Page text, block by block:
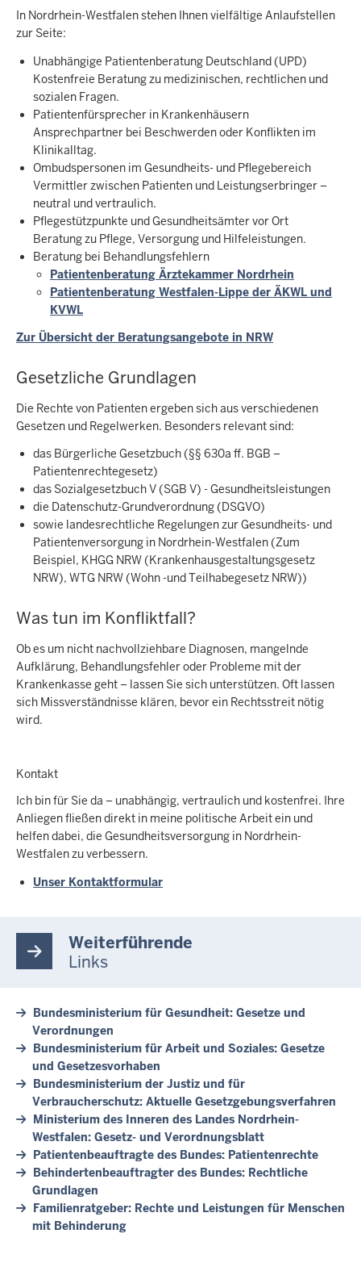
In Nordrhein-Westfalen stehen Ihnen vielfältige Anlaufstellen
zur Seite:
Unabhängige Patientenberatung Deutschland (UPD)
Kostenfreie Beratung zu medizinischen, rechtlichen und
sozialen Fragen.
Patientenfürsprecher in Krankenhäusern
Ansprechpartner bei Beschwerden oder Konflikten im
Klinikalltag.
Ombudspersonen im Gesundheits- und Pflegebereich
Vermittler zwischen Patienten und Leistungserbringer –
neutral und vertraulich.
Pflegestützpunkte und Gesundheitsämter vor Ort
Beratung zu Pflege, Versorgung und Hilfeleistungen.
Beratung bei Behandlungsfehlern
Patientenberatung Ärztekammer Nordrhein
Patientenberatung Westfalen-Lippe der ÄKWL und
KVWL
Zur Übersicht der Beratungsangebote in NRW
Gesetzliche Grundlagen
Die Rechte von Patienten ergeben sich aus verschiedenen
Gesetzen und Regelwerken. Besonders relevant sind:
das Bürgerliche Gesetzbuch (§§ 630a ff. BGB –
Patientenrechtegesetz)
das Sozialgesetzbuch V (SGB V) - Gesundheitsleistungen
die Datenschutz-Grundverordnung (DSGVO)
sowie landesrechtliche Regelungen zur Gesundheits- und
Patientenversorgung in Nordrhein-Westfalen (Zum
Beispiel, KHGG NRW (Krankenhausgestaltungsgesetz
NRW), WTG NRW (Wohn -und Teilhabegesetz NRW))
Was tun im Konfliktfall?
Ob es um nicht nachvollziehbare Diagnosen, mangelnde
Aufklärung, Behandlungsfehler oder Probleme mit der
Krankenkasse geht – lassen Sie sich unterstützen. Oft lassen
sich Missverständnisse klären, bevor ein Rechtsstreit nötig
wird.
Kontakt
Ich bin für Sie da – unabhängig, vertraulich und kostenfrei. Ihre
Anliegen fließen direkt in meine politische Arbeit ein und
helfen dabei, die Gesundheitsversorgung in Nordrhein-
Westfalen zu verbessern.
Unser Kontaktformular
Weiterführende
Links
Bundesministerium für Gesundheit: Gesetze und
Verordnungen
Bundesministerium für Arbeit und Soziales: Gesetze
und Gesetzesvorhaben
Bundesministerium der Justiz und für
Verbraucherschutz: Aktuelle Gesetzgebungsverfahren
Ministerium des Inneren des Landes Nordrhein-
Westfalen: Gesetz- und Verordnungsblatt
Patientenbeauftragte des Bundes: Patientenrechte
Behindertenbeauftragter des Bundes: Rechtliche
Grundlagen
Familienratgeber: Rechte und Leistungen für Menschen
mit Behinderung